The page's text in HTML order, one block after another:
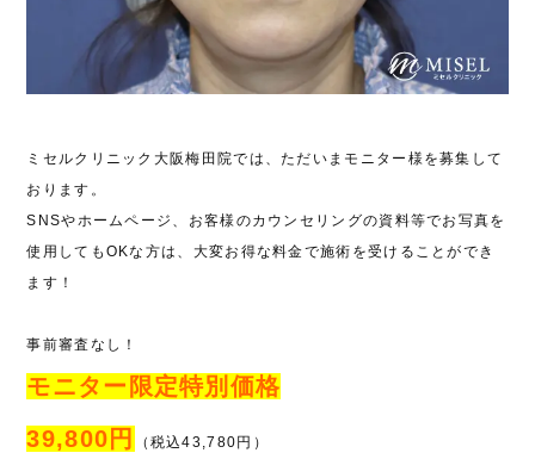
ミセルクリニック大阪梅田院では、ただいまモニター様を募集して
おります。
SNSやホームページ、お客様のカウンセリングの資料等でお写真を
使用してもOKな方は、大変お得な料金で施術を受けることができ
ます！
事前審査なし！
モニター限定特別価格
39,800円
（税込43,780円）